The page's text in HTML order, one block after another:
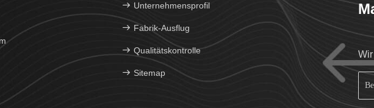
Unternehmensprofil
Fabrik-Ausflug
Qualitätskontrolle
Sitemap